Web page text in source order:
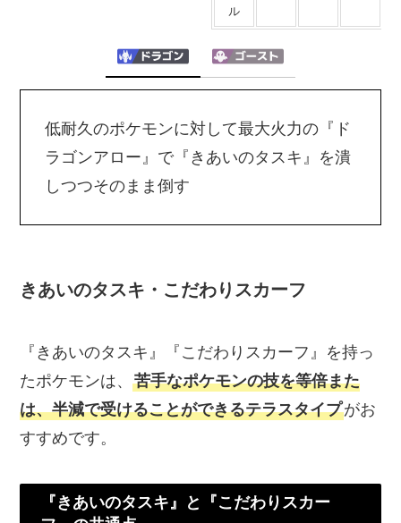
ル
低耐久のポケモンに対して最大火力の『ド
ラゴンアロー』で『きあいのタスキ』を潰
しつつそのまま倒す
きあいのタスキ・こだわりスカーフ
『きあいのタスキ』『こだわりスカーフ』を持っ
たポケモンは、苦手なポケモンの技を等倍また
は、半減で受けることができるテラスタイプがお
すすめです。
『きあいのタスキ』と『こだわりスカー